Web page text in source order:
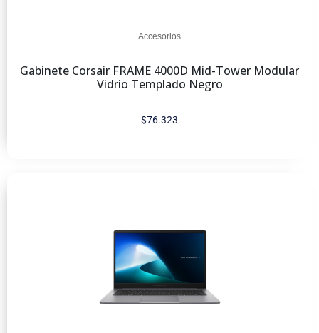
Accesorios
Gabinete Corsair FRAME 4000D Mid-Tower Modular
Vidrio Templado Negro
$76.323